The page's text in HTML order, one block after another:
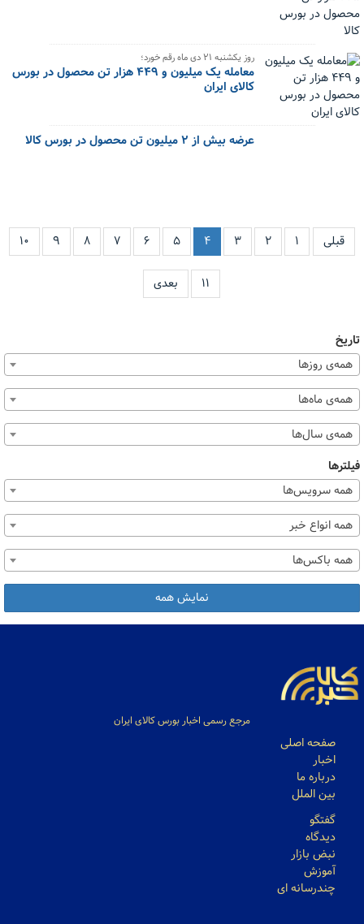
روز یکشنبه ۲۱ دی ماه رقم خورد؛
معامله یک میلیون و ۴۴۹ هزار تن محصول در بورس
کالای ایران
عرضه بیش از ۲ میلیون تن محصول در بورس کالا
قبلی ۱ ۲ ۳ ۴ ۵ ۶ ۷ ۸ ۹ ۱۰
۱۱ بعدی
تاریخ
همه‌ی روزها
همه‌ی ماه‌ها
همه‌ی سال‌ها
فیلترها
همه سرویس‌ها
همه انواع خبر
همه باکس‌ها
نمایش همه
مرجع رسمی اخبار بورس کالای ایران
صفحه اصلی
اخبار
درباره ما
بین الملل
گفتگو
دیدگاه
نبض بازار
آموزش
چندرسانه ای